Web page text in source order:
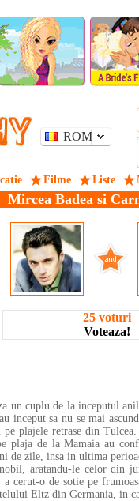
ROM
Filme Liste
Mircea Badea si
25 voturi
Voteaza!
un cuplu de la inceputul
inceput sa nu se mai
pe plajele retrase din
plaja de la Mamaia au
de zile, insa in ultima
aratandu-le celor din
cerut-o de sotie pe
Eltz din Germania, in